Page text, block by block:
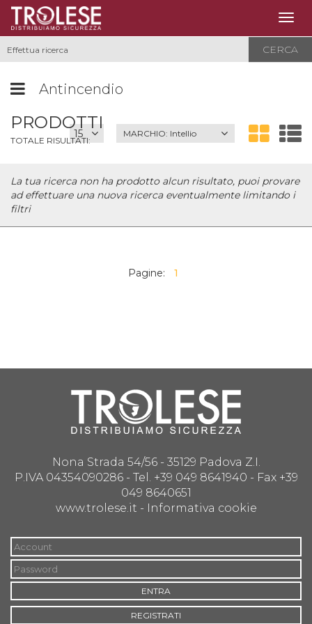
CERCA
Antincendio
MARCHIO: Intellio
PRODOTTI
TOTALE RISULTATI:
La tua ricerca non ha prodotto alcun risultato, puoi provare
ad effettuare una nuova ricerca eventualmente limitando i
filtri
Pagine: 1
Nona Strada 54/56 - 35129 Padova Z.I.
P.IVA 04354090286 - Tel. +39 049 8641940 - Fax +39
049 8640651
www.trolese.it - Informativa cookie
ENTRA
REGISTRATI